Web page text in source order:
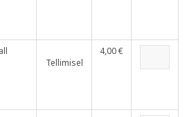
Tellimisel
4,00 €